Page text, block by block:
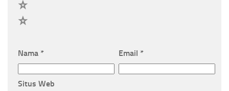
Nama * Email *
Situs Web